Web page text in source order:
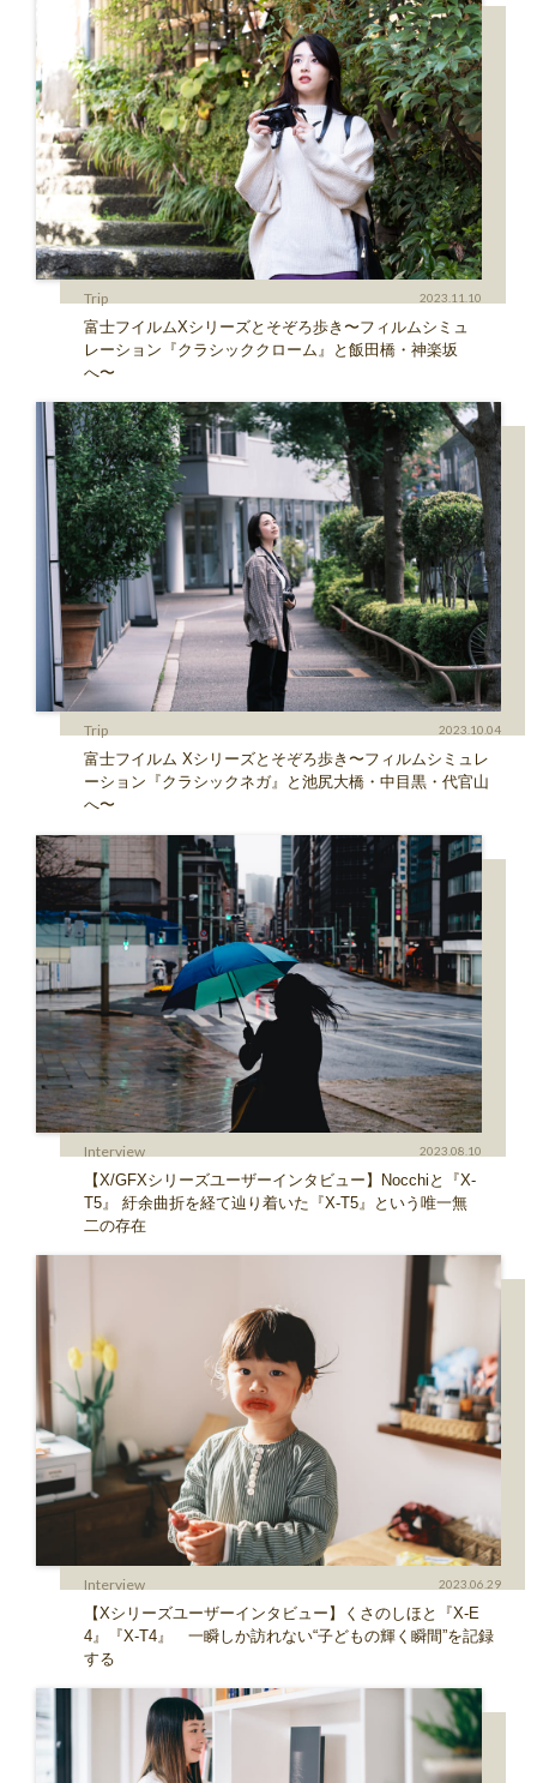
Trip 2023.11.10
富士フイルムXシリーズとそぞろ歩き〜フィルムシミュ
レーション『クラシッククローム』と飯田橋・神楽坂
へ〜
Trip 2023.10.04
富士フイルム Xシリーズとそぞろ歩き〜フィルムシミュレ
ーション『クラシックネガ』と池尻大橋・中目黒・代官山
へ〜
Interview 2023.08.10
【X/GFXシリーズユーザーインタビュー】Nocchiと『X-
T5』 紆余曲折を経て辿り着いた『X-T5』という唯一無
二の存在
Interview 2023.06.29
【Xシリーズユーザーインタビュー】くさのしほと『X-E
4』『X-T4』 一瞬しか訪れない“子どもの輝く瞬間”を記録
する